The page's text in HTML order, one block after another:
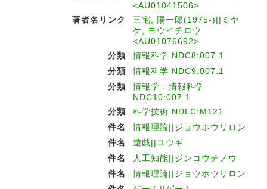
<AU01041506>
著者名リンク
三宅, 陽一郎(1975-)||ミヤ
ケ, ヨウイチロウ
<AU01076692>
分類
情報科学 NDC8:007.1
分類
情報科学 NDC9:007.1
分類
情報学．情報科学
NDC10:007.1
分類
科学技術 NDLC:M121
件名
情報理論||ジョウホウリロン
件名
遊戯||ユウギ
件名
人工知能||ジンコウチノウ
件名
情報理論||ジョウホウリロン